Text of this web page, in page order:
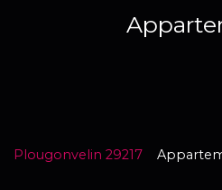
Plougonvelin 29217